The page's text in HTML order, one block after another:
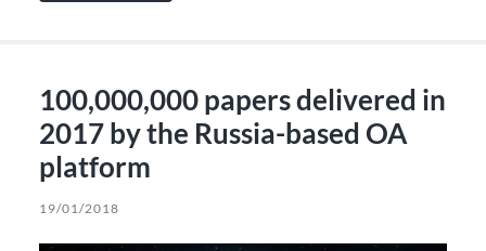
100,000,000 papers delivered in
2017 by the Russia-based OA
platform
19/01/2018